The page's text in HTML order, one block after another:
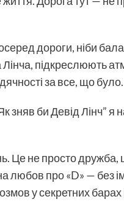
дороги, ніби
Лінча, підкреслюють
за все, що було.
зняв би Девід Лінч” я
Це не просто
любов про «D» — без
у секретних